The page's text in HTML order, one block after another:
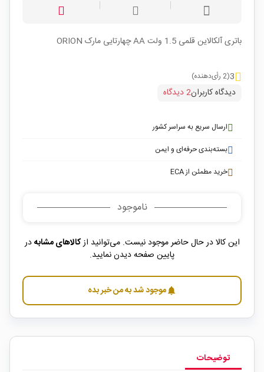
باتری آلکالاین قلمی 1.5 ولت AA چهارتایی مارک ORION
3(2 رأی‌دهنده)
دیدگاه کاربران2 دیدگاه
ارسال سریع به سراسر کشور
بسته‌بندی حرفه‌ای و ایمن
خرید مطمئن از ECA
ناموجود
این کالا در حال حاضر موجود نیست. می‌توانید ازکالاهای مشابهدر
پایین صفحه دیدن نمایید.
notificationsموجود شد به من خبر بده
توضیحات